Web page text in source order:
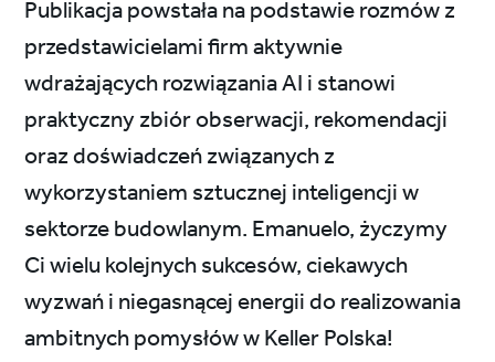
Publikacja powstała na podstawie rozmów z
przedstawicielami firm aktywnie
wdrażających rozwiązania AI i stanowi
praktyczny zbiór obserwacji, rekomendacji
oraz doświadczeń związanych z
wykorzystaniem sztucznej inteligencji w
sektorze budowlanym. Emanuelo, życzymy
Ci wielu kolejnych sukcesów, ciekawych
wyzwań i niegasnącej energii do realizowania
ambitnych pomysłów w Keller Polska!